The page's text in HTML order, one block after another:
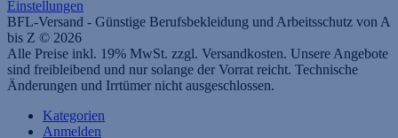
Einstellungen
BFL-Versand - Günstige Berufsbekleidung und Arbeitsschutz von A
bis Z © 2026
Alle Preise inkl. 19% MwSt. zzgl. Versandkosten. Unsere Angebote
sind freibleibend und nur solange der Vorrat reicht. Technische
Änderungen und Irrtümer nicht ausgeschlossen.
Kategorien
Anmelden